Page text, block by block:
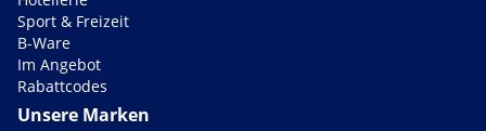
Sport & Freizeit
B-Ware
Im Angebot
Rabattcodes
Unsere Marken